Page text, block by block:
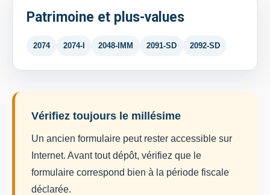
Patrimoine et plus-values
2074 2074-I 2048-IMM 2091-SD 2092-SD
Vérifiez toujours le millésime
Un ancien formulaire peut rester accessible sur
Internet. Avant tout dépôt, vérifiez que le
formulaire correspond bien à la période fiscale
déclarée.